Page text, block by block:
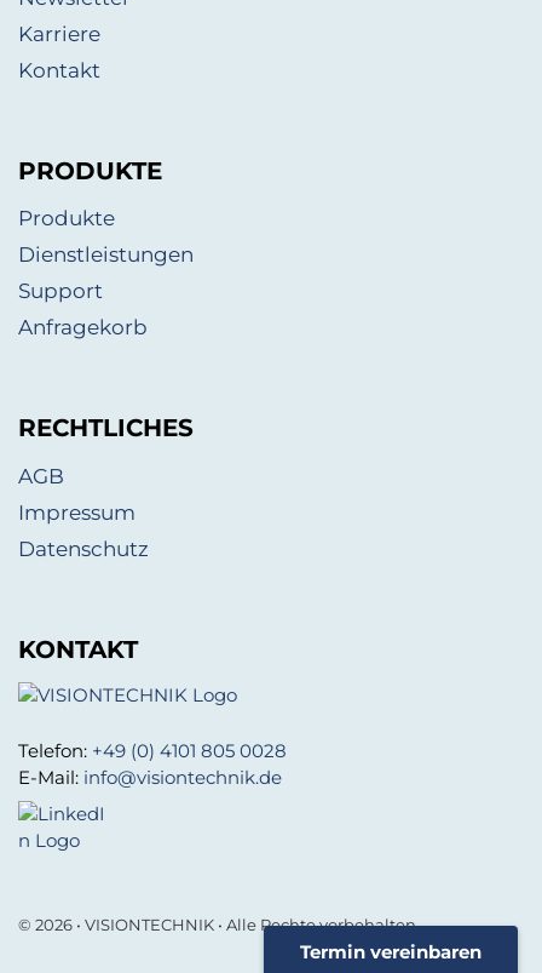
Termin vereinbaren
Karriere
Kontakt
PRODUKTE
Produkte
Dienstleistungen
Support
Anfragekorb
RECHTLICHES
AGB
Impressum
Datenschutz
KONTAKT
Telefon: +49 (0) 4101 805 0028
E-Mail: info@visiontechnik.de
© 2026 • VISIONTECHNIK • Alle Rechte vorbehalten.